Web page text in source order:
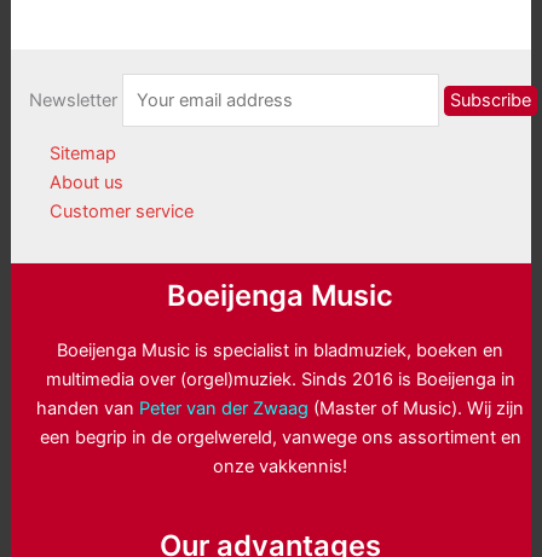
Newsletter
Sitemap
About us
Customer service
Boeijenga Music
Boeijenga Music is specialist in bladmuziek, boeken en
multimedia over (orgel)muziek. Sinds 2016 is Boeijenga in
handen van Peter van der Zwaag (Master of Music). Wij zijn
een begrip in de orgelwereld, vanwege ons assortiment en
onze vakkennis!
Our advantages